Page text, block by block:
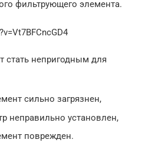
фильтрующего элемента.
непригодным для
сильно загрязнен,
неправильно установлен,
поврежден.